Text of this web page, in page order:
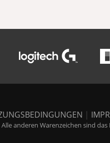
|
anderen Warenzeichen sind